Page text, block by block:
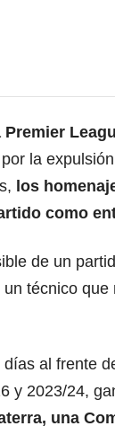
Premier
la
los
como
de un
técnico que
al frente
y 2023/24,
una